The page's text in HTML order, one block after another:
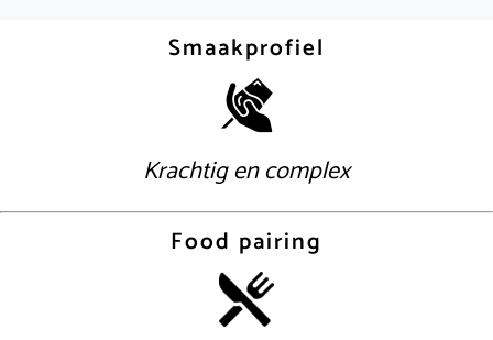
Smaakprofiel
Krachtig en complex
Food pairing